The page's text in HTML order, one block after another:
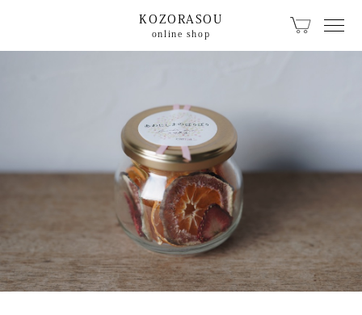
KOZORASOU
online shop
KOZORASOUオリジ
こぞらのおやつ
キッチン食卓 ベビー用品
文具 珈琲・器具